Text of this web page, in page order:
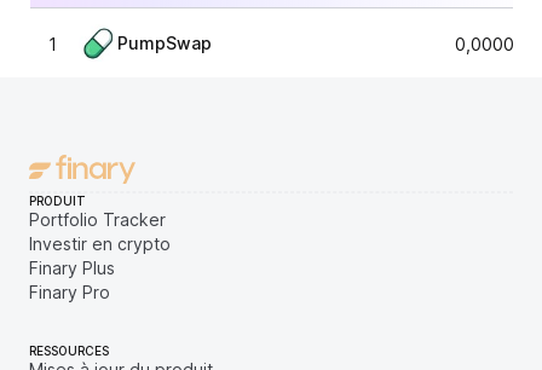
1 PumpSwap
PRODUIT
Portfolio Tracker
Investir en crypto
Finary Plus
Finary Pro
RESSOURCES